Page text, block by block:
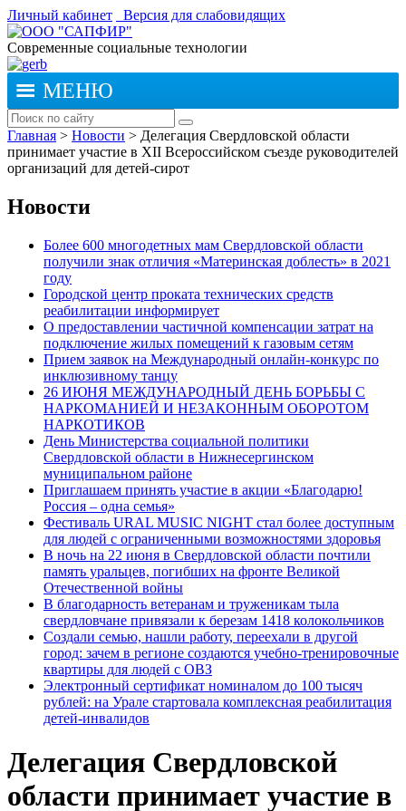
Личный кабинет Версия для слабовидящих
Современные социальные технологии
МЕНЮ
Главная > Новости > Делегация Свердловской области
принимает участие в XII Всероссийском съезде руководителей
организаций для детей-сирот
Новости
Более 600 многодетных мам Свердловской области
получили знак отличия «Материнская доблесть» в 2021
году
Городской центр проката технических средств
реабилитации информирует
О предоставлении частичной компенсации затрат на
подключение жилых помещений к газовым сетям
Прием заявок на Международный онлайн-конкурс по
инклюзивному танцу
26 ИЮНЯ МЕЖДУНАРОДНЫЙ ДЕНЬ БОРЬБЫ С
НАРКОМАНИЕЙ И НЕЗАКОННЫМ ОБОРОТОМ
НАРКОТИКОВ
День Министерства социальной политики
Свердловской области в Нижнесергинском
муниципальном районе
Приглашаем принять участие в акции «Благодарю!
Россия – одна семья»
Фестиваль URAL MUSIC NIGHT стал более доступным
для людей с ограниченными возможностями здоровья
В ночь на 22 июня в Свердловской области почтили
память уральцев, погибших на фронте Великой
Отечественной войны
В благодарность ветеранам и труженикам тыла
свердловчане привязали к березам 1418 колокольчиков
Создали семью, нашли работу, переехали в другой
город: зачем в регионе создаются учебно-тренировочные
квартиры для людей с ОВЗ
Электронный сертификат номиналом до 100 тысяч
рублей: на Урале стартовала комплексная реабилитация
детей-инвалидов
Делегация Свердловской
области принимает участие в